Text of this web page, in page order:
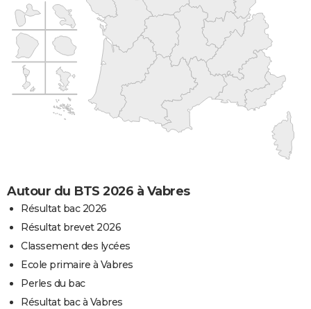
Autour du BTS 2026 à Vabres
Résultat bac 2026
Résultat brevet 2026
Classement des lycées
Ecole primaire à Vabres
Perles du bac
Résultat bac à Vabres